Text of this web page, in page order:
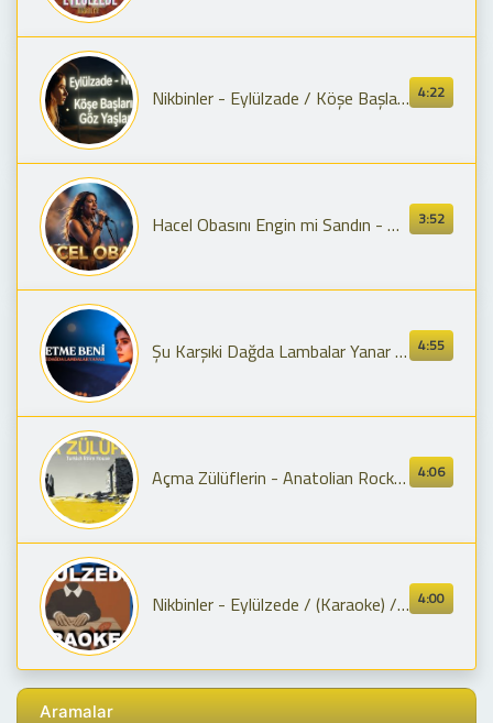
4:22
Nikbinler - Eylülzade / Köşe Başlarında İlk Göz Yaşlarında
3:52
Hacel Obasını Engin mi Sandın - Düet | Sivas Yöresi - Psychedelic Anatolian Rock Cover
4:55
Şu Karşıki Dağda Lambalar Yanar (Ayletme Beni) | 70'ler Psikedelik Anadolu Rock
4:06
Açma Zülüflerin - Anatolian Rock 70s Rock Cover | Turkish Ritim House Rock Cover
4:00
Nikbinler - Eylülzede / (Karaoke) / COVER
Aramalar